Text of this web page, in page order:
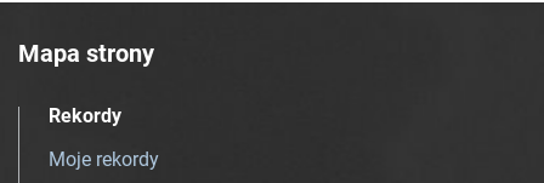
Mapa strony
Rekordy
Moje rekordy